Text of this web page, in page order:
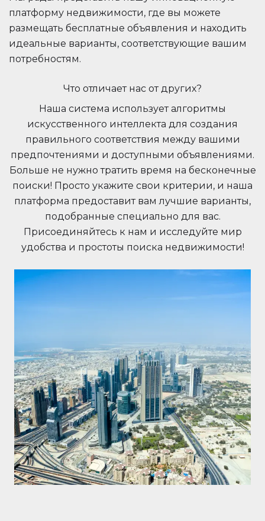
платформу недвижимости, где вы можете
размещать бесплатные объявления и находить
идеальные варианты, соответствующие вашим
потребностям.
Что отличает нас от других?
Наша система использует алгоритмы
искусственного интеллекта для создания
правильного соответствия между вашими
предпочтениями и доступными объявлениями.
Больше не нужно тратить время на бесконечные
поиски! Просто укажите свои критерии, и наша
платформа предоставит вам лучшие варианты,
подобранные специально для вас.
Присоединяйтесь к нам и исследуйте мир
удобства и простоты поиска недвижимости!